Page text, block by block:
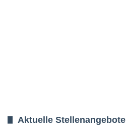
Aktuelle Stellenangebote